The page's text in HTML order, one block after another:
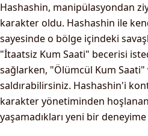
Hashashin, manipülasyondan
karakter oldu. Hashashin ile
sayesinde o bölge içindeki
"İtaatsiz Kum Saati" becerisi
sağlarken, "Ölümcül Kum Saati"
saldırabilirsiniz. Hashashin'i
karakter yönetiminden
yaşamadıkları yeni bir